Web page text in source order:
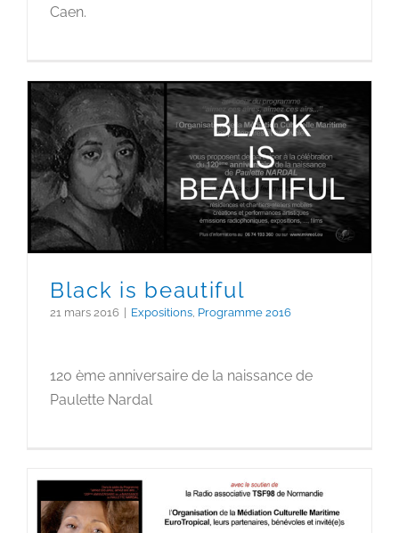
Caen.
Black is beautiful
Black is beautiful
21 mars 2016 Expositions, Programme 2016
120 ème anniversaire de la naissance de
Paulette Nardal